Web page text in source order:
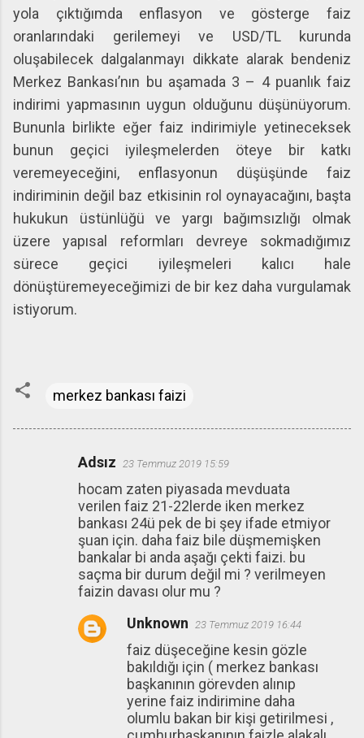
yola çıktığımda enflasyon ve gösterge faiz
oranlarındaki gerilemeyi ve USD/TL kurunda
oluşabilecek dalgalanmayı dikkate alarak bendeniz
Merkez Bankası’nın bu aşamada 3 – 4 puanlık faiz
indirimi yapmasının uygun olduğunu düşünüyorum.
Bununla birlikte eğer faiz indirimiyle yetineceksek
bunun geçici iyileşmelerden öteye bir katkı
veremeyeceğini, enflasyonun düşüşünde faiz
indiriminin değil baz etkisinin rol oynayacağını, başta
hukukun üstünlüğü ve yargı bağımsızlığı olmak
üzere yapısal reformları devreye sokmadığımız
sürece geçici iyileşmeleri kalıcı hale
dönüştüremeyeceğimizi de bir kez daha vurgulamak
istiyorum.
merkez bankası faizi
Adsız 23 Temmuz 2019 15:59
hocam zaten piyasada mevduata
verilen faiz 21-22lerde iken merkez
bankası 24ü pek de bi şey ifade etmiyor
şuan için. daha faiz bile düşmemişken
bankalar bi anda aşağı çekti faizi. bu
saçma bir durum değil mi ? verilmeyen
faizin davası olur mu ?
Unknown 23 Temmuz 2019 16:44
faiz düşeceğine kesin gözle
bakıldığı için ( merkez bankası
başkanının görevden alınıp
yerine faiz indirimine daha
olumlu bakan bir kişi getirilmesi ,